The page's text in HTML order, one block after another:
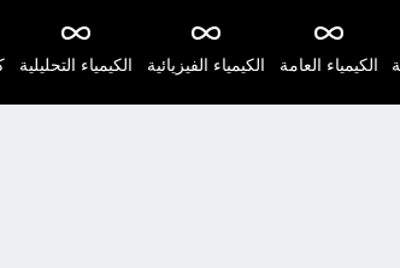
الكيمياء التحليلية الكيمياء الفيزيائية الكيمياء العامة